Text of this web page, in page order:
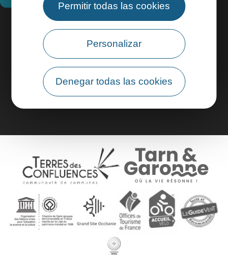
Permitir todas las cookies
Personalizar
Denegar todas las cookies
Información práctica
Área profesional
Área de grupo